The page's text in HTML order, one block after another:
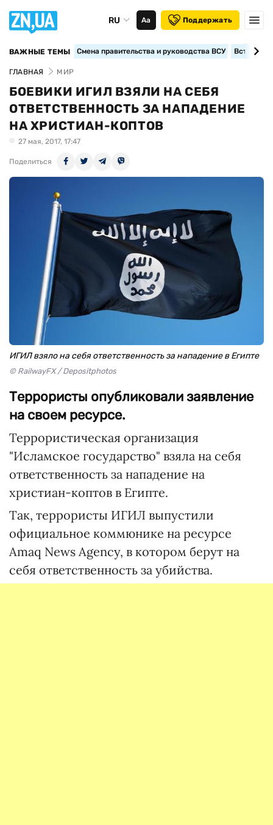
RU Аа Поддержать
ВАЖНЫЕ ТЕМЫ Смена правительства и руководства ВСУ
ГЛАВНАЯ МИР
БОЕВИКИ ИГИЛ ВЗЯЛИ НА СЕБЯ
ОТВЕТСТВЕННОСТЬ ЗА НАПАДЕНИЕ
НА ХРИСТИАН-КОПТОВ
27 мая, 2017, 17:47
Поделиться
ИГИЛ взяло на себя ответственность за нападение в Египте
© RailwayFX / Depositphotos
Террористы опубликовали заявление
на своем ресурсе.
Террористическая организация
"Исламское государство" взяла на себя
ответственность за нападение на
христиан-коптов в Египте.
Так, террористы ИГИЛ выпустили
официальное коммюнике на ресурсе
Amaq News Agency, в котором берут на
себя ответственность за убийства.